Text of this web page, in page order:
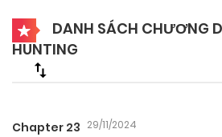
DANH SÁCH CHƯƠNG
HUNTING
Chapter 23 29/11/2024